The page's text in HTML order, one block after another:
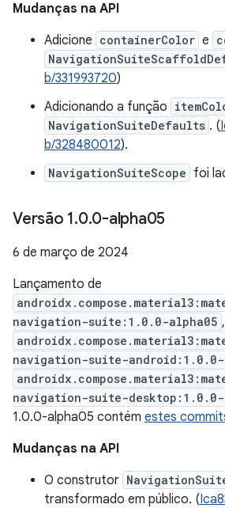
Mudanças na API
Adicione containerColor e
b/331993720)
Adicionando a função
NavigationSuiteDefaults . (
b/328480012).
NavigationSuiteScope foi
Versão 1.0.0-alpha05
6 de março de 2024
Lançamento de
navigation-suite:1.0.0-alpha05 ,
navigation-suite-android:1.0.0-
navigation-suite-desktop:1.0.0-
1.0.0-alpha05 contém estes
Mudanças na API
O construtor
transformado em público. (